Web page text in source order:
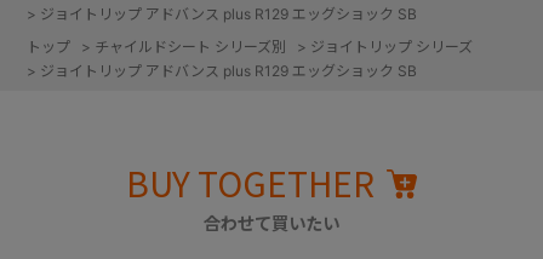
> ジョイトリップ アドバンス plus R129 エッグショック SB
トップ
> チャイルドシート シリーズ別 > ジョイトリップ シリーズ
> ジョイトリップ アドバンス plus R129 エッグショック SB
BUY TOGETHER
合わせて買いたい